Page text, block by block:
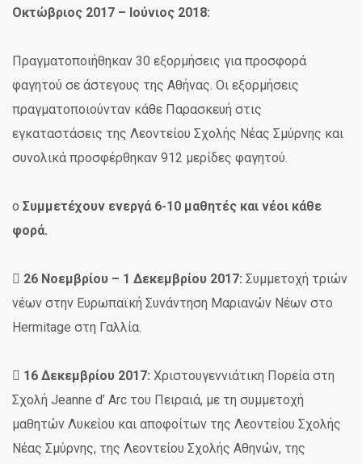
Οκτώβριος 2017 – Ιούνιος 2018:
Πραγματοποιήθηκαν 30 εξορμήσεις για προσφορά
φαγητού σε άστεγους της Αθήνας. Οι εξορμήσεις
πραγματοποιούνταν κάθε Παρασκευή στις
εγκαταστάσεις της Λεοντείου Σχολής Νέας Σμύρνης και
συνολικά προσφέρθηκαν 912 μερίδες φαγητού.
o Συμμετέχουν ενεργά 6-10 μαθητές και νέοι κάθε
φορά.
 26 Νοεμβρίου – 1 Δεκεμβρίου 2017: Συμμετοχή τριών
νέων στην Ευρωπαϊκή Συνάντηση Μαριανών Νέων στο
Hermitage στη Γαλλία.
 16 Δεκεμβρίου 2017: Χριστουγεννιάτικη Πορεία στη
Σχολή Jeanne d’ Arc του Πειραιά, με τη συμμετοχή
μαθητών Λυκείου και αποφοίτων της Λεοντείου Σχολής
Νέας Σμύρνης, της Λεοντείου Σχολής Αθηνών, της